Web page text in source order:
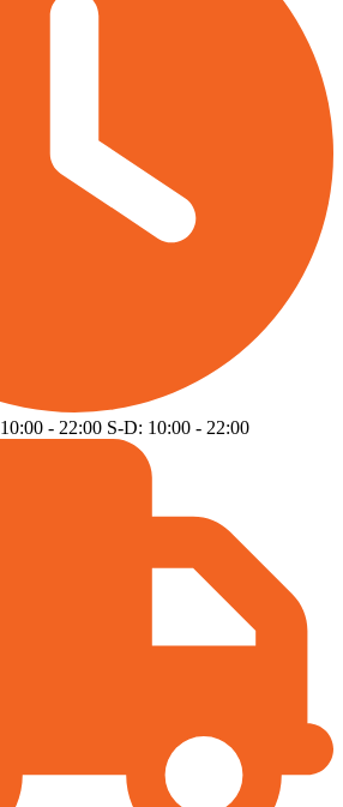
10:00 - 22:00 S-D: 10:00 - 22:00